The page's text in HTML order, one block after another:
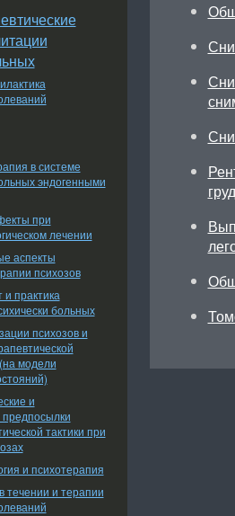
в системе
эндогенными
при
лечении
аспекты
психозов
практика
больных
психозов и
модели
и
предпосылки
тактики при
и психотерапия
течении и терапии